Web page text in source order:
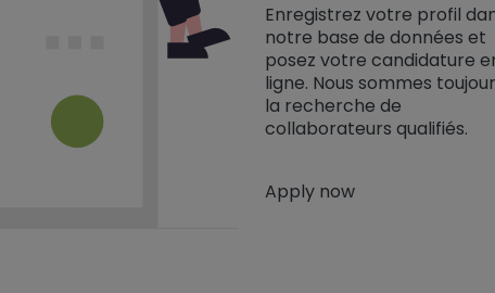
Enregistrez votre profil
notre base de données et
posez votre candidature
ligne. Nous sommes
la recherche de
collaborateurs qualifiés.
Apply now